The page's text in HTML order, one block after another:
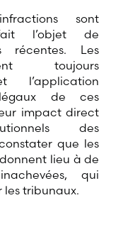
sont
l’objet de
récentes. Les
toujours
l’application
de ces
impact direct
des
que les
lieu à de
qui
tribunaux.